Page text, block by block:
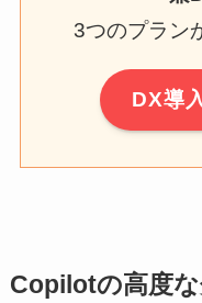
3つのプラン
DX導
Copilotの高度